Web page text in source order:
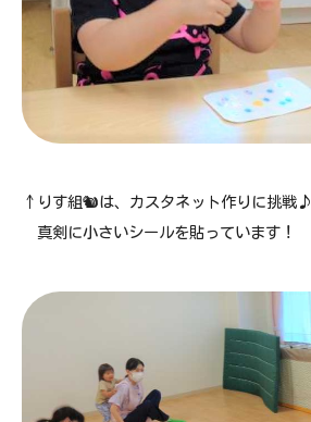
↑りす組🐿は、カスタネット作りに挑戦♪
真剣に小さいシールを貼っています！